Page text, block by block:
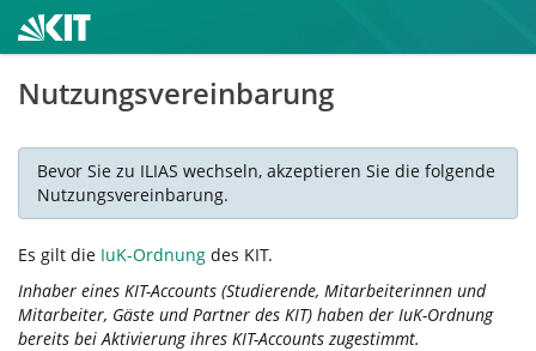
Nutzungsvereinbarung
Bevor Sie zu ILIAS wechseln, akzeptieren Sie die folgende
Nutzungsvereinbarung.
Es gilt die IuK-Ordnung des KIT.
Inhaber eines KIT-Accounts (Studierende, Mitarbeiterinnen und
Mitarbeiter, Gäste und Partner des KIT) haben der IuK-Ordnung
bereits bei Aktivierung ihres KIT-Accounts zugestimmt.